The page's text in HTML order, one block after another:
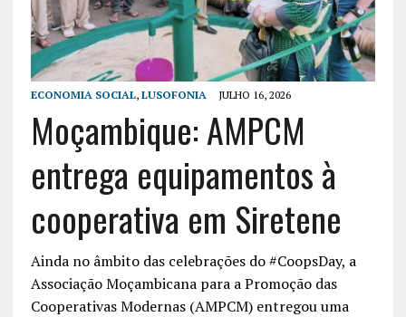
ECONOMIA SOCIAL, LUSOFONIA JULHO 16, 2026
Moçambique: AMPCM
entrega equipamentos à
cooperativa em Siretene
Ainda no âmbito das celebrações do #CoopsDay, a
Associação Moçambicana para a Promoção das
Cooperativas Modernas (AMPCM) entregou uma